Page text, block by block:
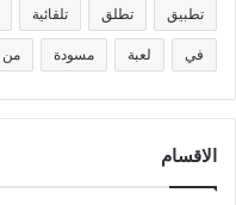
تطبيق تطلق تلقائية
في لعبة مسودة من
الاقسام